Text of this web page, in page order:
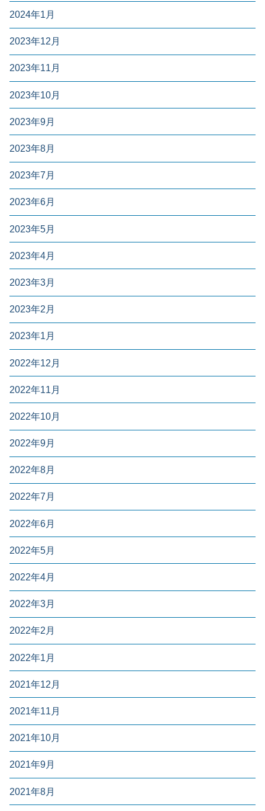
2024年1月
2023年12月
2023年11月
2023年10月
2023年9月
2023年8月
2023年7月
2023年6月
2023年5月
2023年4月
2023年3月
2023年2月
2023年1月
2022年12月
2022年11月
2022年10月
2022年9月
2022年8月
2022年7月
2022年6月
2022年5月
2022年4月
2022年3月
2022年2月
2022年1月
2021年12月
2021年11月
2021年10月
2021年9月
2021年8月